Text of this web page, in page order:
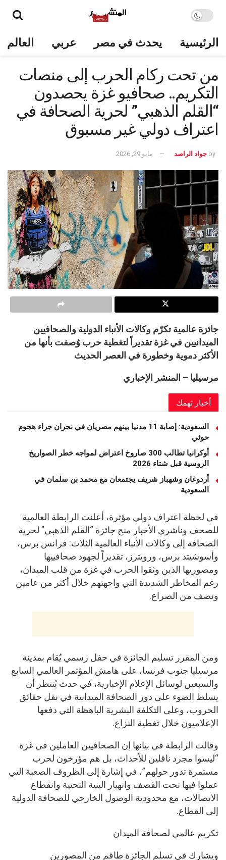
الرئيسية يحدث في مصر عربي العالم
من تحت ركام الحرب إلى منصات
التكريم.. صحافيو غزة يحصدون
“القلم الذهبي” لحرية الصحافة في
اعتراف دولي غير مسبوق
by جواد الراصد مايو 29, 2026
جائزة عالمية تكرّم وكالات الأنباء الدولية والصحافيين
الميدانيين في غزة تقديراً لتغطية حرب وُصفت بأنها من
الأكثر دموية وخطورة في العصر الحديث
مرسيليا – المنشر الإخباري
أخبار تهمك
السعودية: إصابة 11 مدنيا بينهم مصريان في نجران جراء هجوم
حوثي
أوكرانيا تطالب 300 صاروخ اعتراض لمواجه خطر الصواريخ
الروسية قبل شتاء 2026
أردوغان وشهباز شريف يجتمعان مع محمد بن سلمان في
السعودية
في لحظة اعتراف دولي مؤثرة، أعلنت الرابطة العالمية
للصحف وناشري الأخبار منح جائزة “القلم الذهبي” لحرية
الصحافة إلى وكالات الأنباء العالمية الثلاث: فرانس برس،
وأسوشيتد برس، ورويترز، تقديراً لجهود صحافييها
ومصوريها الذين وثقوا الحرب في غزة من قلب الميدان،
رغم المخاطر الشديدة التي واجهتهم خلال أكثر من عامين
ونصف من الصراع.
ومن المقرر تسليم الجائزة في حفل رسمي يُقام بمدينة
مرسيليا جنوب فرنسا، على هامش المؤتمر العالمي السابع
والسبعين لوسائل الإعلام الإخبارية، في حدث يُنتظر أن
يسلط الضوء على دور الصحافة الميدانية في نقل حقائق
الحروب، وعلى التكلفة البشرية الباهظة التي دفعها
الإعلاميون خلال تغطية النزاع.
وقالت الرابطة في بيانها إن الصحافيين العاملين في غزة
“ليسوا مجرد ناقلين للأحداث، بل هم مؤرخون لحرب
مستمرة تدور حولهم”، في إشارة إلى الظروف الصعبة التي
عملوا فيها تحت القصف وانهيار البنية التحتية وانقطاع
الاتصالات، مع محدودية الوصول الخارجي للصحافة الدولية
إلى القطاع.
تكريم عالمي لصحافة الميدان
ويشارك في تسلم الجائزة طاقم من المصورين